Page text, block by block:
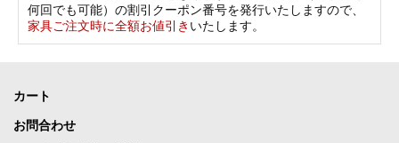
何回でも可能）の割引クーポン番号を発行いたしますので、
家具ご注文時に全額お値引き いたします。
カート
お問合わせ